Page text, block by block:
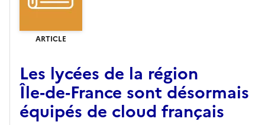
ARTICLE
Les lycées de la région
Île‑de‑France sont désormais
équipés de cloud français